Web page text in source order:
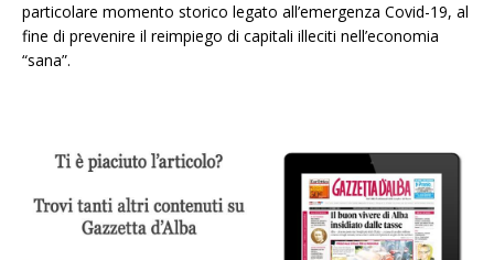
particolare momento storico legato all’emergenza Covid-19, al
fine di prevenire il reimpiego di capitali illeciti nell’economia
“sana”.